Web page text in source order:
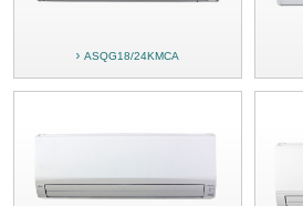
ASQG18/24KMCA